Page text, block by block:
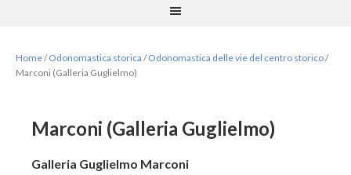
Home/ Odonomastica storica / Odonomastica delle vie del centro storico/
Marconi (Galleria Guglielmo)
Marconi (Galleria Guglielmo)
Galleria Guglielmo Marconi